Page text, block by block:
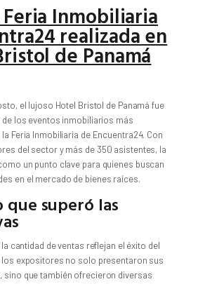
Inmobiliaria
realizada en
de Panamá
el lujoso Hotel Bristol de Panamá fue
los eventos inmobiliarios más
Feria Inmobiliaria de Encuentra24. Con
del sector y más de 350 asistentes, la
un punto clave para quienes buscan
en el mercado de bienes raíces.
que superó las
cantidad de ventas reflejan el éxito del
los expositores no solo presentaron sus
sino que también ofrecieron diversas